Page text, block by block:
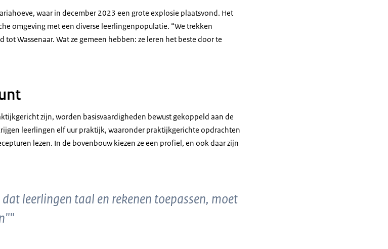
waar in december 2023 een grote explosie plaatsvond. Het
omgeving met een diverse leerlingenpopulatie. “We trekken
Wassenaar. Wat ze gemeen hebben: ze leren het beste door te
zijn, worden basisvaardigheden bewust gekoppeld aan de
leerlingen elf uur praktijk, waaronder praktijkgerichte opdrachten
lezen. In de bovenbouw kiezen ze een profiel, en ook daar zijn
leerlingen taal en rekenen toepassen, moet